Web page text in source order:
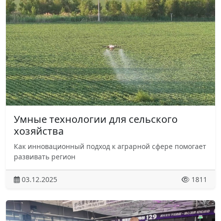
Умные технологии для сельского
хозяйства
Как инновационный подход к аграрной сфере помогает
развивать регион
03.12.2025 1811